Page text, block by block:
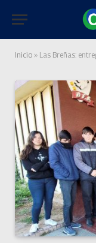
Inicio » Las Breñas: